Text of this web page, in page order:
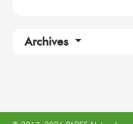
Archives